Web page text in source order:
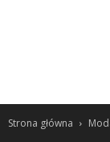
Strona główna